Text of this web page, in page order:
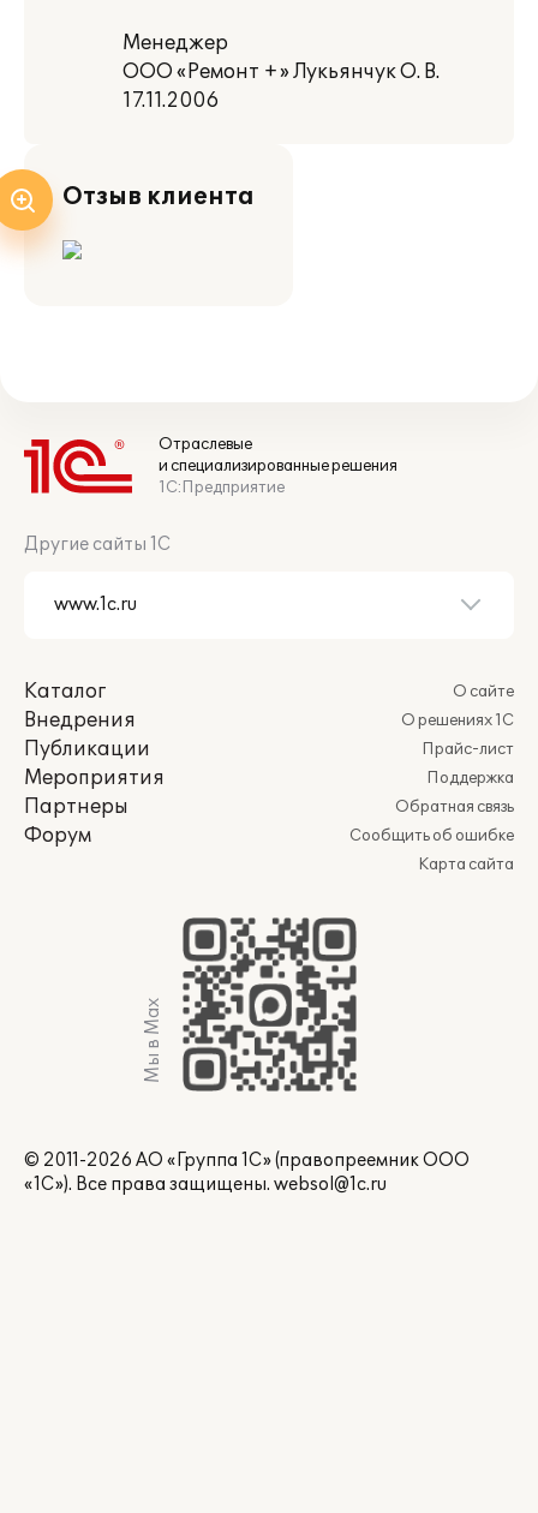
Менеджер
ООО «Ремонт +» Лукьянчук О. В.
17.11.2006
Отзыв клиента
Отраслевые
и специализированные решения
1С:Предприятие
Другие сайты 1С
Каталог
Внедрения
Публикации
Мероприятия
Партнеры
Форум
О сайте
О решениях 1С
Прайс-лист
Поддержка
Обратная связь
Сообщить об ошибке
Карта сайта
Мы в Max
© 2011-2026 АО «Группа 1С» (правопреемник ООО
«1С»). Все права защищены. websol@1c.ru